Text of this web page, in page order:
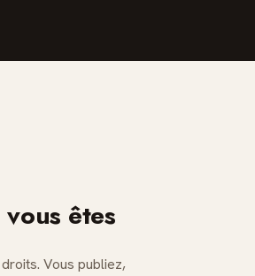
êtes
Vous publiez,